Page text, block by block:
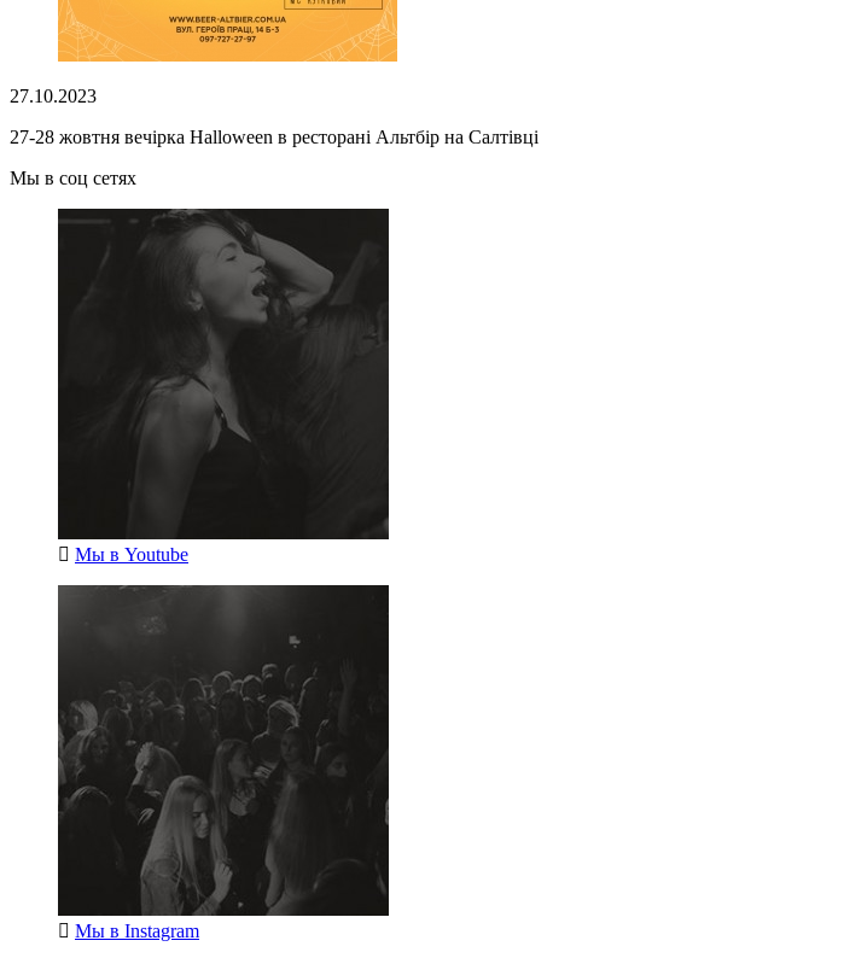
27.10.2023
27-28 жовтня вечірка Halloween в ресторані Альтбір на Салтівці
Мы в соц сетях
Мы в Youtube
Мы в Instagram